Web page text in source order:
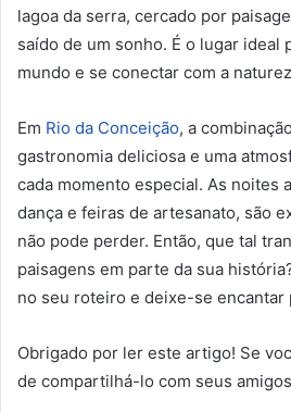
lagoa da serra, cercado por
saído de um sonho. É o lugar ideal
mundo e se conectar com a
Em Rio da Conceição, a
gastronomia deliciosa e uma
cada momento especial. As noites
dança e feiras de artesanato, são
não pode perder. Então, que tal
paisagens em parte da sua
no seu roteiro e deixe-se encantar
Obrigado por ler este artigo! Se
de compartilhá-lo com seus